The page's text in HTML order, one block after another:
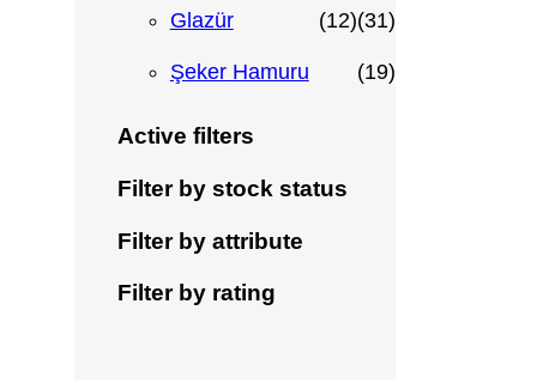
n
r
ü
ü
r
313
1
Glazür 121
2
Şeker Hamuru 191
Active filters
Filter by stock status
Filter by attribute
Filter by rating